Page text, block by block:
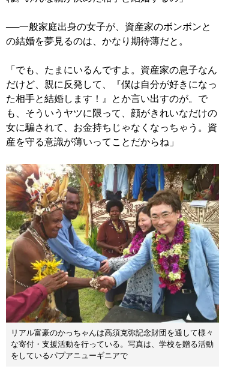
──一般家庭出身の女子が、資産家のボンボンと
の結婚を夢見るのは、かなり期待薄だと。
「でも、たまにいるんですよ。資産家の息子なん
だけど、親に反発して、『僕は自分が好きになっ
た相手と結婚します！』とか言い出すのが。で
も、そういうヤツに限って、顔がきれいなだけの
女に騙されて、お金持ちじゃなくなっちゃう。資
産を守る意識が薄いってことだからね」
リアル富豪のかっちゃんは高須克弥記念財団を通して様々
な寄付・支援活動を行っている。写真は、学校を贈る活動
をしているパプアニューギニアで